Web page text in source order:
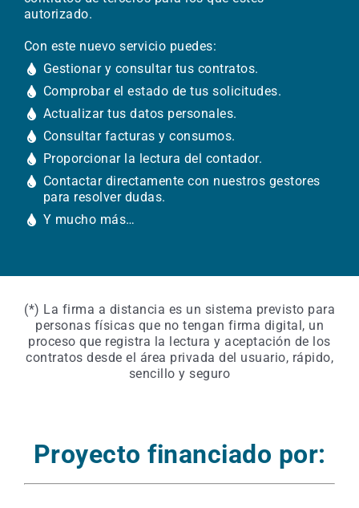
autorizado.
Con este nuevo servicio puedes:
Gestionar y consultar tus contratos.
Comprobar el estado de tus solicitudes.
Actualizar tus datos personales.
Consultar facturas y consumos.
Proporcionar la lectura del contador.
Contactar directamente con nuestros gestores
para resolver dudas.
Y mucho más…
(*) La firma a distancia es un sistema previsto para
personas físicas que no tengan firma digital, un
proceso que registra la lectura y aceptación de los
contratos desde el área privada del usuario, rápido,
sencillo y seguro
Proyecto financiado por: